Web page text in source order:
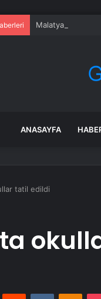
Malatya’da konut
ANASAYFA
tatil edildi
Reddit VKontakte